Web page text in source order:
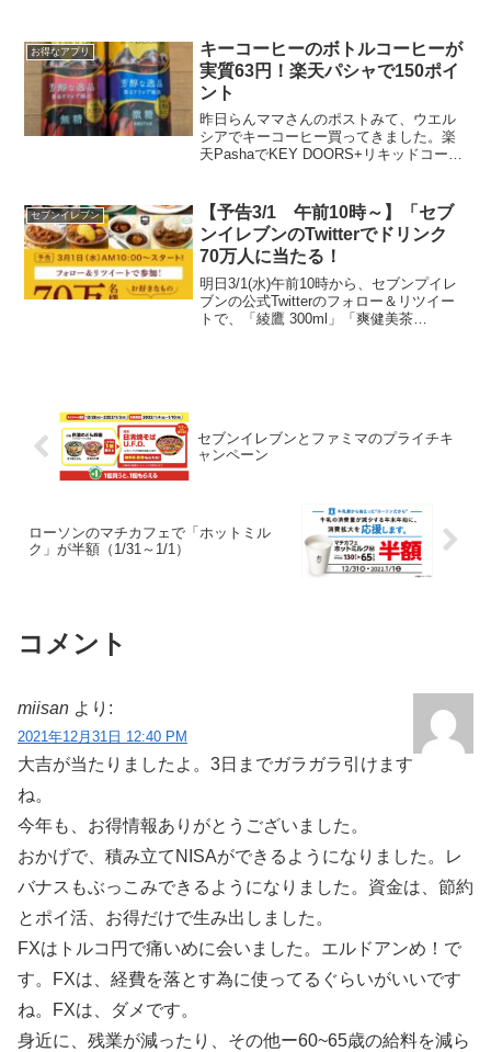
で10,000名様にえらべるPayポイント100
円分を...
お得なアプリ
キーコーヒーのボトルコーヒーが
実質63円！楽天パシャで150ポイ
ント
昨日らんママさんのポストみて、ウエル
シアでキーコーヒー買ってきました。楽
天PashaでKEY DOORS+リキッドコーヒ
よるとセイムスもウエルシアも213円らし
いで...
セブンイレブン
【予告3/1 午前10時～】「セブ
ンイレブンのTwitterでドリンク
70万人に当たる！
明日3/1(水)午前10時から、セブンプイレ
ブンの公式Twitterのフォロー＆リツイー
トで、「綾鷹 300ml」「爽健美茶
セブンイレブンとファミマのプライチキ
ャンペーン
ローソンのマチカフェで「ホットミル
ク」が半額（1/31～1/1）
コメント
miisan より:
2021年12月31日 12:40 PM
大吉が当たりましたよ。3日までガラガラ引けます
ね。
今年も、お得情報ありがとうございました。
おかげで、積み立てNISAができるようになりました。レ
バナスもぶっこみできるようになりました。資金は、節約
とポイ活、お得だけで生み出しました。
FXはトルコ円で痛いめに会いました。エルドアンめ！で
す。FXは、経費を落とす為に使ってるぐらいがいいです
ね。FXは、ダメです。
身近に、残業が減ったり、その他ー60~65歳の給料を減ら